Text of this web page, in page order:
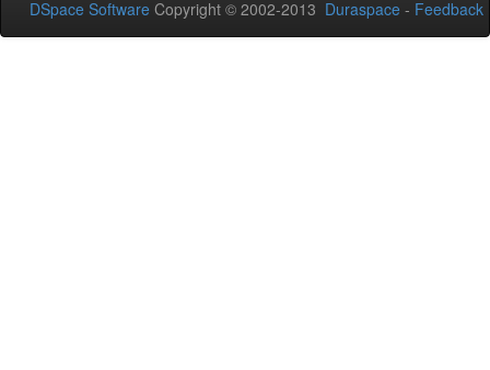
DSpace Software Copyright © 2002-2013 Duraspace - Feedback